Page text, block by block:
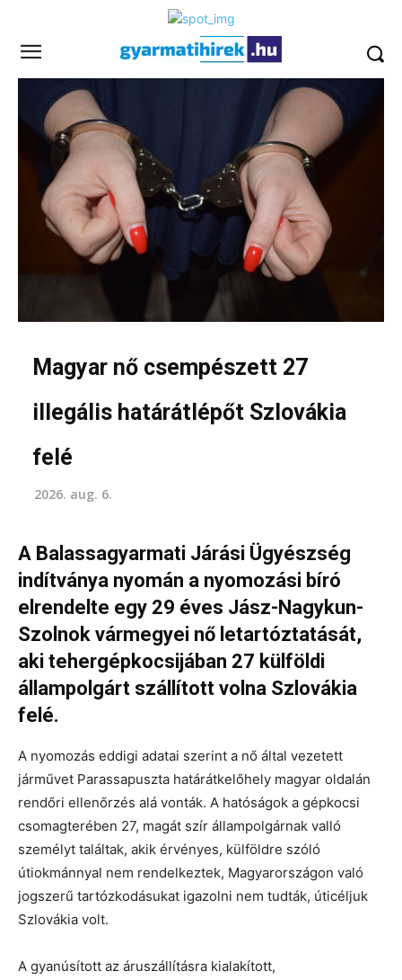
Magyar nő csempészett 27
illegális határátlépőt Szlovákia
felé
2026. aug. 6.
A Balassagyarmati Járási Ügyészség
indítványa nyomán a nyomozási bíró
elrendelte egy 29 éves Jász-Nagykun-
Szolnok vármegyei nő letartóztatását,
aki tehergépkocsijában 27 külföldi
állampolgárt szállított volna Szlovákia
felé.
A nyomozás eddigi adatai szerint a nő által vezetett
járművet Parassapuszta határátkelőhely magyar oldalán
rendőri ellenőrzés alá vonták. A hatóságok a gépkocsi
csomagterében 27, magát szír állampolgárnak valló
személyt találtak, akik érvényes, külföldre szóló
útiokmánnyal nem rendelkeztek, Magyarországon való
jogszerű tartózkodásukat igazolni nem tudták, úticéljuk
Szlovákia volt.
A gyanúsított az áruszállításra kialakított,